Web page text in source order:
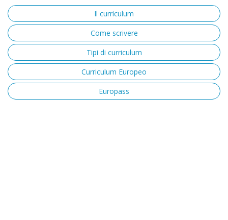
Il curriculum
Come scrivere
Tipi di curriculum
Curriculum Europeo
Europass